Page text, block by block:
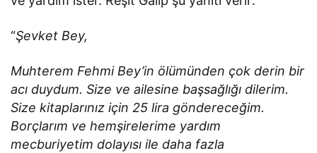
“Şevket Bey,
Muhterem Fehmi Bey’in ölümünden çok derin bir
acı duydum. Size ve ailesine başsağlığı dilerim.
Size kitaplarınız için 25 lira göndereceğim.
Borçlarım ve hemşirelerime yardım
mecburiyetim dolayısı ile daha fazla